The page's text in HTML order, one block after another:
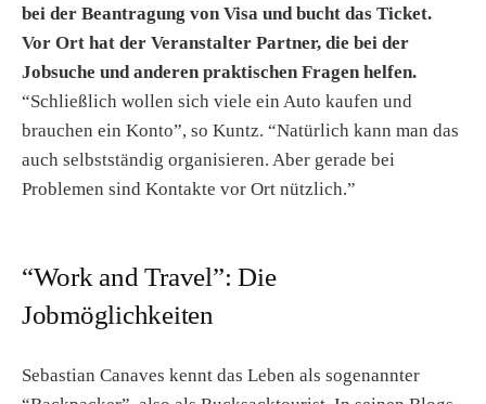
bei der Beantragung von Visa und bucht das Ticket.
Vor Ort hat der Veranstalter Partner, die bei der
Jobsuche und anderen praktischen Fragen helfen.
“Schließlich wollen sich viele ein Auto kaufen und
brauchen ein Konto”, so Kuntz. “Natürlich kann man das
auch selbstständig organisieren. Aber gerade bei
Problemen sind Kontakte vor Ort nützlich.”
“Work and Travel”: Die
Jobmöglichkeiten
Sebastian Canaves kennt das Leben als sogenannter